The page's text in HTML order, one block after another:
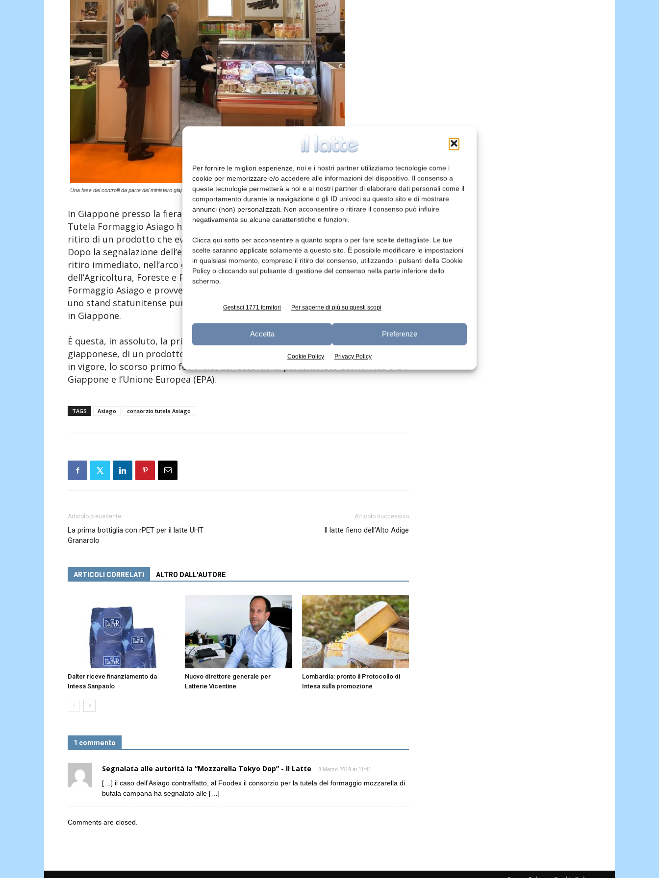
Per fornire le migliori esperienze, noi e i nostri partner utilizziamo tecnologie come i
cookie per memorizzare e/o accedere alle informazioni del dispositivo. Il consenso a
queste tecnologie permetterà a noi e ai nostri partner di elaborare dati personali come il
comportamento durante la navigazione o gli ID univoci su questo sito e di mostrare
annunci (non) personalizzati. Non acconsentire o ritirare il consenso può influire
negativamente su alcune caratteristiche e funzioni.
Clicca qui sotto per acconsentire a quanto sopra o per fare scelte dettagliate. Le tue
scelte saranno applicate solamente a questo sito. È possibile modificare le impostazioni
in qualsiasi momento, compreso il ritiro del consenso, utilizzando i pulsanti della Cookie
Policy o cliccando sul pulsante di gestione del consenso nella parte inferiore dello
schermo.
Gestisci 1771 fornitori Per saperne di più su questi scopi
Accetta Preferenze
Cookie Policy Privacy Policy
Una fase dei controlli da parte del ministero giapponese dell’Agricoltura, Foreste e Pesca
In Giappone presso la fiera Foodex Japan, attualmente in corso, il Consorzio
Tutela Formaggio Asiago ha ottenuto dalle autorità nipponiche l’immediato
ritiro di un prodotto che evocava impropriamente la denominazione Asiago.
Dopo la segnalazione dell’esposizione di tale prodotto e la richiesta di un suo
ritiro immediato, nell’arco di poche ore, funzionari del ministero giapponese
dell’Agricoltura, Foreste e Pesca hanno accolto la richiesta del Consorzio Tutela
Formaggio Asiago e provveduto a far ritirare il prodotto evocativo esposto in
uno stand statunitense pur senza godere del diritto di essere commercializzato
in Giappone.
È questa, in assoluto, la prima volta che si procede al ritiro, in una fiera
giapponese, di un prodotto che viola il diritto alla tutela garantito dall’entrata
in vigore, lo scorso primo febbraio, dell’accordo di partenariato economico tra il
Giappone e l’Unione Europea (EPA).
TAGS Asiago consorzio tutela Asiago
Articolo precedente
La prima bottiglia con rPET per il latte UHT
Granarolo
Articolo successivo
Il latte fieno dell’Alto Adige
ARTICOLI CORRELATI ALTRO DALL'AUTORE
Dalter riceve finanziamento da
Intesa Sanpaolo
Nuovo direttore generale per
Latterie Vicentine
Lombardia: pronto il Protocollo di
Intesa sulla promozione
1 commento
Segnalata alle autorità la “Mozzarella Tokyo Dop” - Il Latte 8 Marzo 2019 at 11:41
[…] il caso dell’Asiago contraffatto, al Foodex il consorzio per la tutela del formaggio mozzarella di
bufala campana ha segnalato alle […]
Comments are closed.